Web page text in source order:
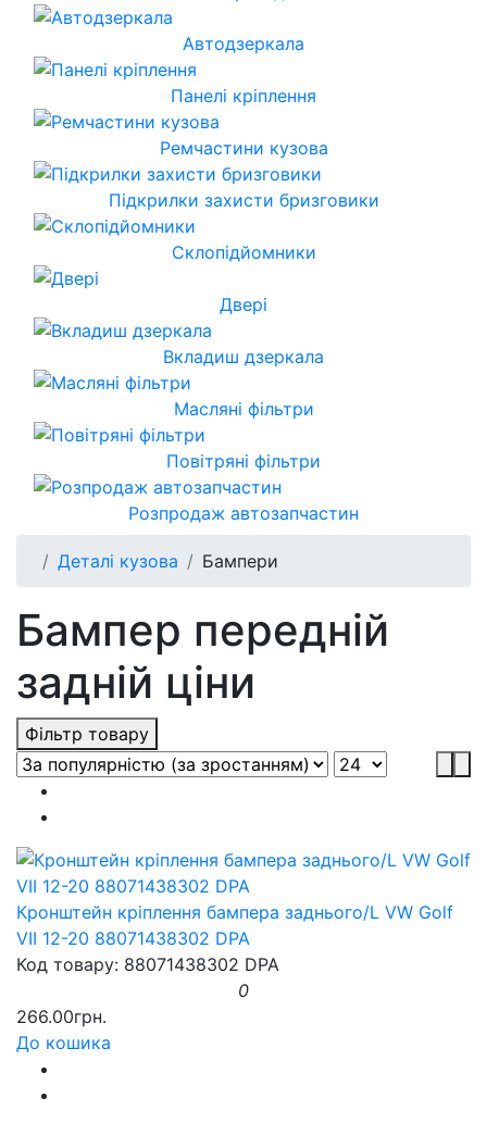
Автодзеркала
Панелі кріплення
Ремчастини кузова
Підкрилки захисти бризговики
Склопідйомники
Двері
Вкладиш дзеркала
Масляні фільтри
Повітряні фільтри
Розпродаж автозапчастин
Деталі кузова Бампери
Бампер передній
задній ціни
Фільтр товару
Кронштейн кріплення бампера заднього/L VW Golf
VII 12-20 88071438302 DPA
Код товару: 88071438302 DPA
0
266.00грн.
До кошика